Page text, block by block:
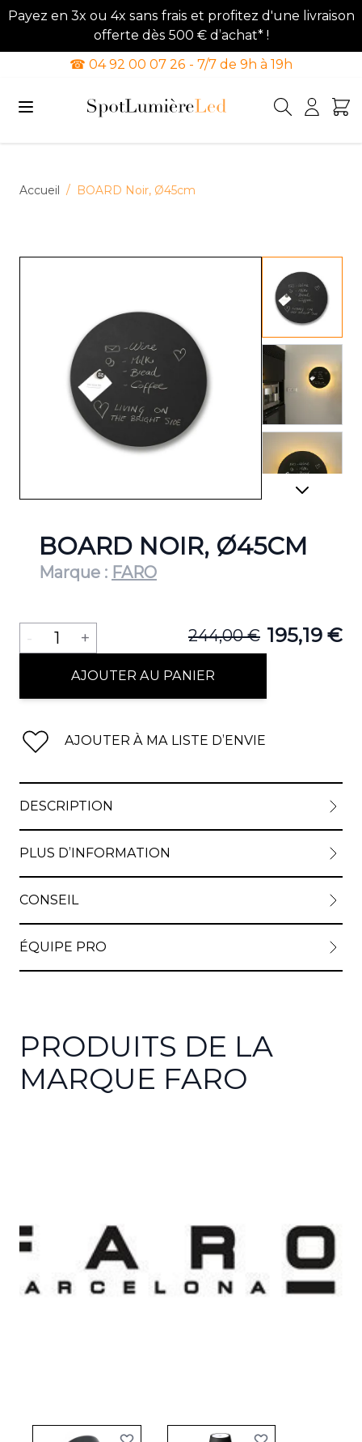
Payez en 3x ou 4x sans frais et profitez d'une livraison
offerte dès 500 € d’achat* !
☎ 04 92 00 07 26 - 7/7 de 9h à 19h
Accueil / BOARD Noir, Ø45cm
View
BOARD NOIR, Ø45CM
Marque : FARO
244,00 € 195,19 €
Quantité
- 1 +
AJOUTER AU PANIER
AJOUTER À MA LISTE D’ENVIE
DESCRIPTION
PLUS D’INFORMATION
CONSEIL
ÉQUIPE PRO
PRODUITS DE LA
MARQUE FARO